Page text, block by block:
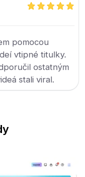
pomocou
vtipné titulky.
ostatným
stali viral.